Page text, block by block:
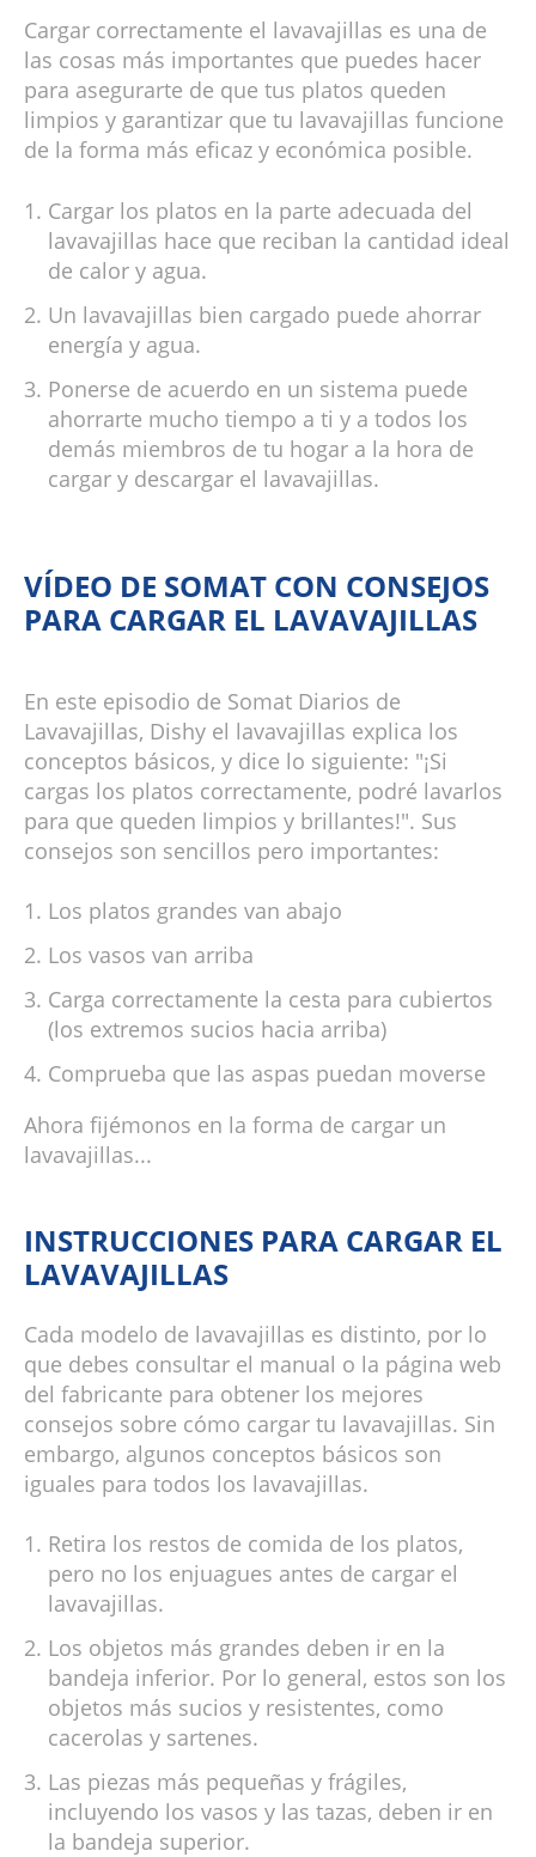
Cargar correctamente el lavavajillas es una de
las cosas más importantes que puedes hacer
para asegurarte de que tus platos queden
limpios y garantizar que tu lavavajillas funcione
de la forma más eficaz y económica posible.
Cargar los platos en la parte adecuada del
lavavajillas hace que reciban la cantidad ideal
de calor y agua.
Un lavavajillas bien cargado puede ahorrar
energía y agua.
Ponerse de acuerdo en un sistema puede
ahorrarte mucho tiempo a ti y a todos los
demás miembros de tu hogar a la hora de
cargar y descargar el lavavajillas.
VÍDEO DE SOMAT CON CONSEJOS
PARA CARGAR EL LAVAVAJILLAS
En este episodio de Somat Diarios de
Lavavajillas, Dishy el lavavajillas explica los
conceptos básicos, y dice lo siguiente: "¡Si
cargas los platos correctamente, podré lavarlos
para que queden limpios y brillantes!". Sus
consejos son sencillos pero importantes:
Los platos grandes van abajo
Los vasos van arriba
Carga correctamente la cesta para cubiertos
(los extremos sucios hacia arriba)
Comprueba que las aspas puedan moverse
Ahora fijémonos en la forma de cargar un
lavavajillas...
INSTRUCCIONES PARA CARGAR EL
LAVAVAJILLAS
Cada modelo de lavavajillas es distinto, por lo
que debes consultar el manual o la página web
del fabricante para obtener los mejores
consejos sobre cómo cargar tu lavavajillas. Sin
embargo, algunos conceptos básicos son
iguales para todos los lavavajillas.
Retira los restos de comida de los platos,
pero no los enjuagues antes de cargar el
lavavajillas.
Los objetos más grandes deben ir en la
bandeja inferior. Por lo general, estos son los
objetos más sucios y resistentes, como
cacerolas y sartenes.
Las piezas más pequeñas y frágiles,
incluyendo los vasos y las tazas, deben ir en
la bandeja superior.